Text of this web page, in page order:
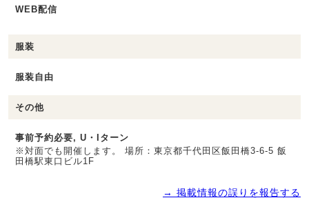
WEB配信
服装
服装自由
その他
事前予約必要, U・Iターン
※対面でも開催します。 場所：東京都千代田区飯田橋3-6-5 飯
田橋駅東口ビル1F
→ 掲載情報の誤りを報告する